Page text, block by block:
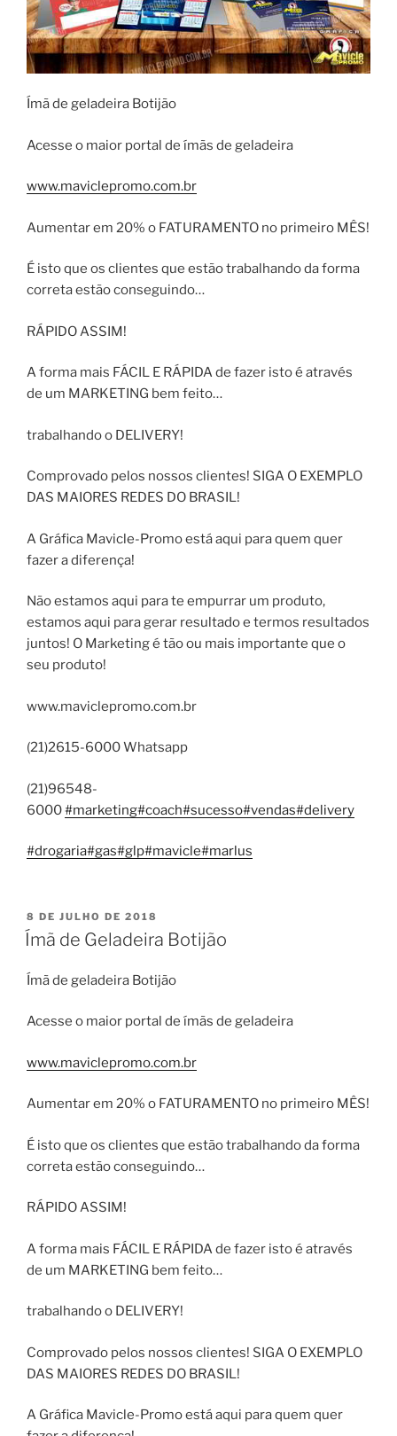
Ímã de geladeira Botijão
Acesse o maior portal de ímãs de geladeira
www.maviclepromo.com.br
Aumentar em 20% o FATURAMENTO no primeiro MÊS!
É isto que os clientes que estão trabalhando da forma
correta estão conseguindo…
RÁPIDO ASSIM!
A forma mais FÁCIL E RÁPIDA de fazer isto é através
de um MARKETING bem feito…
trabalhando o DELIVERY!
Comprovado pelos nossos clientes! SIGA O EXEMPLO
DAS MAIORES REDES DO BRASIL!
A Gráfica Mavicle-Promo está aqui para quem quer
fazer a diferença!
Não estamos aqui para te empurrar um produto,
estamos aqui para gerar resultado e termos resultados
juntos! O Marketing é tão ou mais importante que o
seu produto!
www.maviclepromo.com.br
(21)2615-6000 Whatsapp
(21)96548-
6000#marketing#coach#sucesso#vendas#delivery
#drogaria#gas#glp#mavicle#marlus
PUBLICADO
EM
8 DE JULHO DE 2018
Ímã de Geladeira Botijão
Ímã de geladeira Botijão
Acesse o maior portal de ímãs de geladeira
www.maviclepromo.com.br
Aumentar em 20% o FATURAMENTO no primeiro MÊS!
É isto que os clientes que estão trabalhando da forma
correta estão conseguindo…
RÁPIDO ASSIM!
A forma mais FÁCIL E RÁPIDA de fazer isto é através
de um MARKETING bem feito…
trabalhando o DELIVERY!
Comprovado pelos nossos clientes! SIGA O EXEMPLO
DAS MAIORES REDES DO BRASIL!
A Gráfica Mavicle-Promo está aqui para quem quer